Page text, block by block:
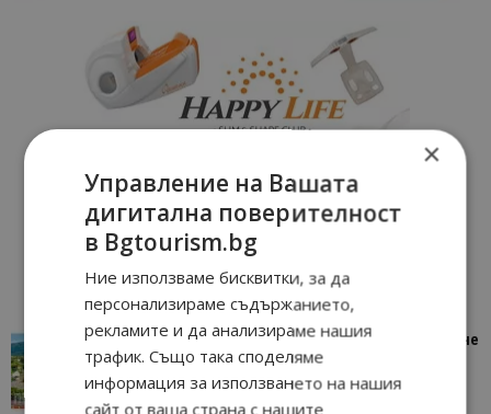
“Пощенска картичка от…”: Петрич – Изживяване
отвъд очакваното
Петрич 11/07/2026 11:22
×
Управление на Вашата
дигитална поверителност
в Bgtourism.bg
Ние използваме бисквитки, за да
персонализираме съдържанието,
рекламите и да анализираме нашия
трафик. Също така споделяме
информация за използването на нашия
сайт от ваша страна с нашите